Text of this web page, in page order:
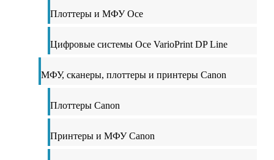
Плоттеры и МФУ Oce
Цифровые системы Oce VarioPrint DP Line
МФУ, сканеры, плоттеры и принтеры Canon
Плоттеры Canon
Принтеры и МФУ Canon